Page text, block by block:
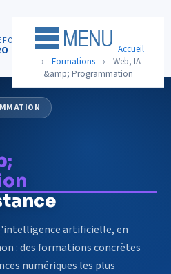
FORMATION 01 75 50 92 30
CENTRE
FINANCEMENT
RÉFÉRENCES
SATISFACTION
Accueil
›
Formations ›
Web, IA
&amp; Programmation
artificielle, en
: des formations concrètes
numériques les plus